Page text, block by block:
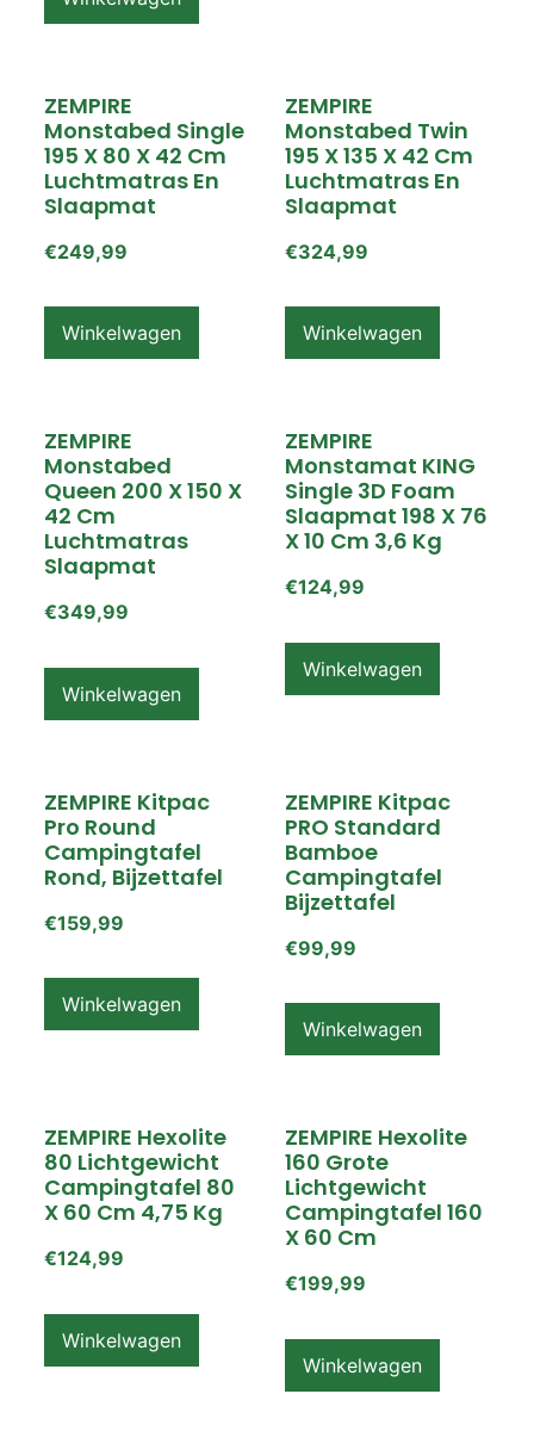
ZEMPIRE
Monstabed Single
195 X 80 X 42 Cm
Luchtmatras En
Slaapmat
€249,99
Winkelwagen
ZEMPIRE
Monstabed Twin
195 X 135 X 42 Cm
Luchtmatras En
Slaapmat
€324,99
Winkelwagen
ZEMPIRE
Monstabed
Queen 200 X 150 X
42 Cm
Luchtmatras
Slaapmat
€349,99
Winkelwagen
ZEMPIRE
Monstamat KING
Single 3D Foam
Slaapmat 198 X 76
X 10 Cm 3,6 Kg
€124,99
Winkelwagen
ZEMPIRE Kitpac
Pro Round
Campingtafel
Rond, Bijzettafel
€159,99
Winkelwagen
ZEMPIRE Kitpac
PRO Standard
Bamboe
Campingtafel
Bijzettafel
€99,99
Winkelwagen
ZEMPIRE Hexolite
80 Lichtgewicht
Campingtafel 80
X 60 Cm 4,75 Kg
€124,99
Winkelwagen
ZEMPIRE Hexolite
160 Grote
Lichtgewicht
Campingtafel 160
X 60 Cm
€199,99
Winkelwagen